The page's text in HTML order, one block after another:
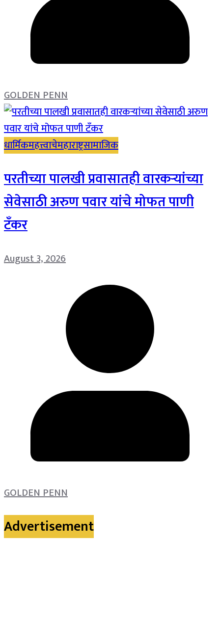
GOLDEN PENN
धार्मिकमहत्त्वाचेमहाराष्ट्रसामाजिक
परतीच्या पालखी प्रवासातही वारकऱ्यांच्या
सेवेसाठी अरुण पवार यांचे मोफत पाणी
टँकर
August 3, 2026
GOLDEN PENN
Advertisement